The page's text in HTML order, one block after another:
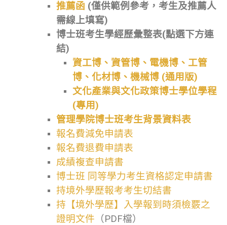
推薦函 (僅供範例參考，考生及推薦人
需線上填寫)
博士班考生學經歷彙整表(點選下方連
結)
資工博、資管博、電機博、工管
博、化材博、機械博 (通用版)
文化產業與文化政策博士學位學程
(專用)
管理學院博士班考生背景資料表
報名費減免申請表
報名費退費申請表
成績複查申請書
博士班 同等學力考生資格認定申請書
持境外學歷報考考生切結書
持【境外學歷】入學報到時須檢覈之
證明文件 （PDF檔）